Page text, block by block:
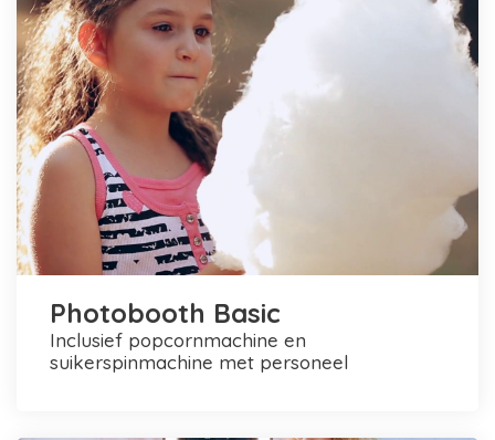
Photobooth Basic
inclusief popcornmachine en
suikerspinmachine met personeel